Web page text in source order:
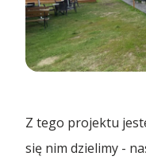
Usługi
Kontenery
Z tego projektu
się nim dzielimy -